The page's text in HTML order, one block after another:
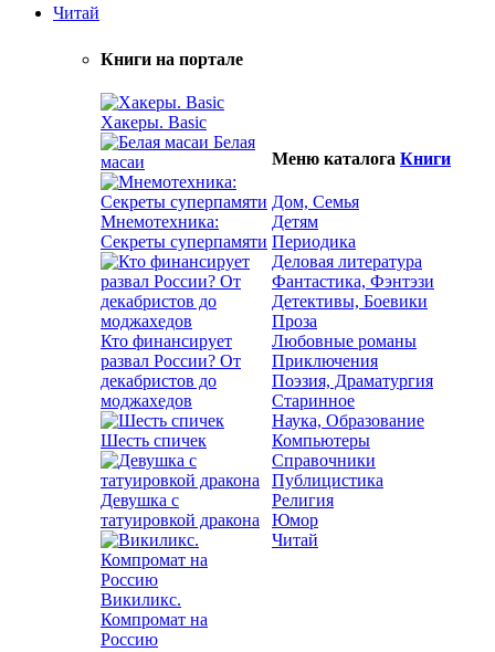
Читай
Книги на портале
Хакеры. Basic
Белая
масаи
Мнемотехника:
Секреты суперпамяти
Кто финансирует
развал России? От
декабристов до
моджахедов
Шесть спичек
Девушка с
татуировкой дракона
Викиликс.
Компромат на
Россию
Меню каталога Книги
Дом, Семья
Детям
Периодика
Деловая литература
Фантастика, Фэнтэзи
Детективы, Боевики
Проза
Любовные романы
Приключения
Поэзия, Драматургия
Старинное
Наука, Образование
Компьютеры
Справочники
Публицистика
Религия
Юмор
Читай